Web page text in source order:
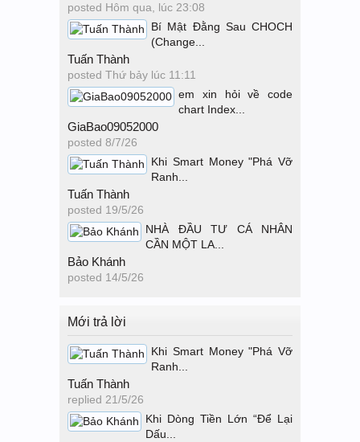
posted Hôm qua, lúc 23:08
Bí Mật Đằng Sau CHOCH
(Change...
Tuấn Thành
posted Thứ bảy lúc 11:11
em xin hỏi về code
chart Index...
GiaBao09052000
posted 8/7/26
Khi Smart Money "Phá Vỡ
Ranh...
Tuấn Thành
posted 19/5/26
NHÀ ĐẦU TƯ CÁ NHÂN
CẦN MỘT LA...
Bảo Khánh
posted 14/5/26
Mới trả lời
Khi Smart Money "Phá Vỡ
Ranh...
Tuấn Thành
replied 21/5/26
Khi Dòng Tiền Lớn “Để Lại
Dấu...